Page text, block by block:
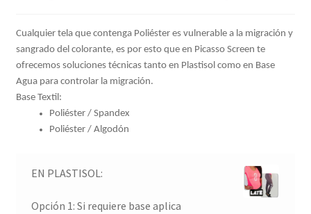
Cualquier tela que contenga Poliéster es vulnerable a la migración y
sangrado del colorante, es por esto que en Picasso Screen te
ofrecemos soluciones técnicas tanto en Plastisol como en Base
Agua para controlar la migración.
Base Textil:
Poliéster / Spandex
Poliéster / Algodón
EN PLASTISOL:
Opción 1: Si requiere base aplica